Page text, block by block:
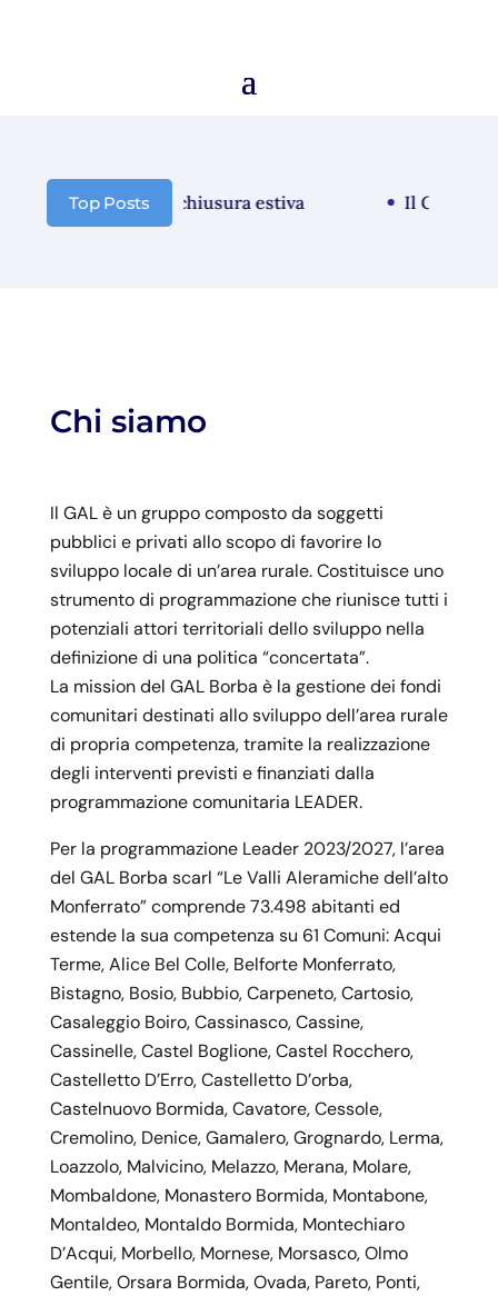
Top Posts
Comunicazione chiusura estiva Il GAL
Chi siamo
Il GAL è un gruppo composto da soggetti
pubblici e privati allo scopo di favorire lo
sviluppo locale di un’area rurale. Costituisce uno
strumento di programmazione che riunisce tutti i
potenziali attori territoriali dello sviluppo nella
definizione di una politica “concertata”.
La mission del GAL Borba è la gestione dei fondi
comunitari destinati allo sviluppo dell’area rurale
di propria competenza, tramite la realizzazione
degli interventi previsti e finanziati dalla
programmazione comunitaria LEADER.
Per la programmazione Leader 2023/2027, l’area
del GAL Borba scarl “Le Valli Aleramiche dell’alto
Monferrato” comprende 73.498 abitanti ed
estende la sua competenza su 61 Comuni: Acqui
Terme, Alice Bel Colle, Belforte Monferrato,
Bistagno, Bosio, Bubbio, Carpeneto, Cartosio,
Casaleggio Boiro, Cassinasco, Cassine,
Cassinelle, Castel Boglione, Castel Rocchero,
Castelletto D’Erro, Castelletto D’orba,
Castelnuovo Bormida, Cavatore, Cessole,
Cremolino, Denice, Gamalero, Grognardo, Lerma,
Loazzolo, Malvicino, Melazzo, Merana, Molare,
Mombaldone, Monastero Bormida, Montabone,
Montaldeo, Montaldo Bormida, Montechiaro
D’Acqui, Morbello, Mornese, Morsasco, Olmo
Gentile, Orsara Bormida, Ovada, Pareto, Ponti,